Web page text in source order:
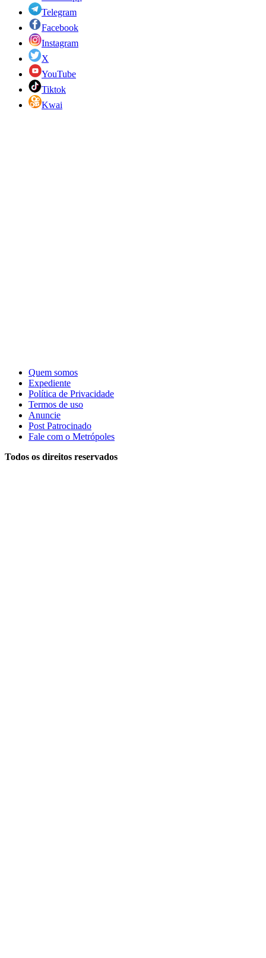
Telegram
Facebook
Instagram
X
YouTube
Tiktok
Kwai
Quem somos
Expediente
Política de Privacidade
Termos de uso
Anuncie
Post Patrocinado
Fale com o Metrópoles
Todos os direitos reservados